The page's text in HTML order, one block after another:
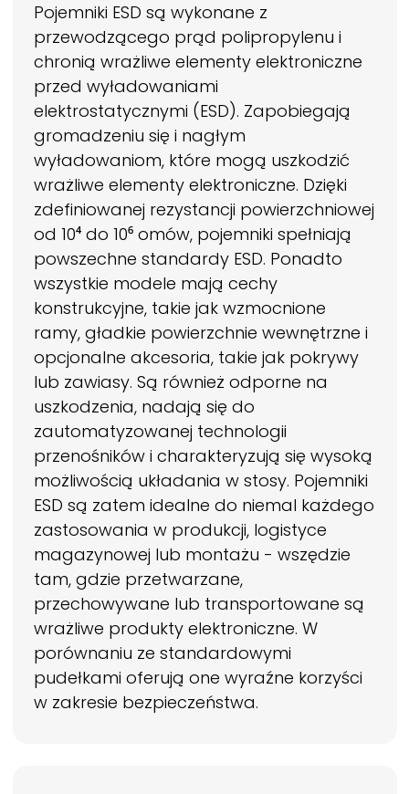
Pojemniki ESD są wykonane z
przewodzącego prąd polipropylenu i
chronią wrażliwe elementy elektroniczne
przed wyładowaniami
elektrostatycznymi (ESD). Zapobiegają
gromadzeniu się i nagłym
wyładowaniom, które mogą uszkodzić
wrażliwe elementy elektroniczne. Dzięki
zdefiniowanej rezystancji powierzchniowej
od 10⁴ do 10⁶ omów, pojemniki spełniają
powszechne standardy ESD. Ponadto
wszystkie modele mają cechy
konstrukcyjne, takie jak wzmocnione
ramy, gładkie powierzchnie wewnętrzne i
opcjonalne akcesoria, takie jak pokrywy
lub zawiasy. Są również odporne na
uszkodzenia, nadają się do
zautomatyzowanej technologii
przenośników i charakteryzują się wysoką
możliwością układania w stosy. Pojemniki
ESD są zatem idealne do niemal każdego
zastosowania w produkcji, logistyce
magazynowej lub montażu - wszędzie
tam, gdzie przetwarzane,
przechowywane lub transportowane są
wrażliwe produkty elektroniczne. W
porównaniu ze standardowymi
pudełkami oferują one wyraźne korzyści
w zakresie bezpieczeństwa.